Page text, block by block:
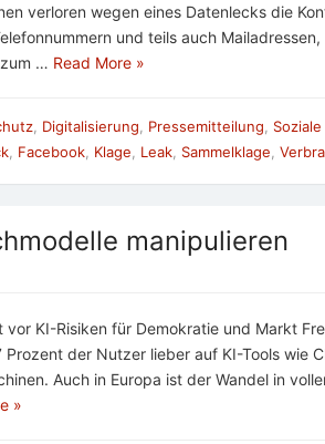
verloren wegen eines Datenlecks die
und teils auch
… Read More »
Digitalisierung Pressemitteilung
, Facebook, Klage, Leak, Sammelklage,
manipulieren
vor KI-Risiken für Demokratie und Markt
Prozent der Nutzer lieber auf KI-Tools wie
Auch in Europa ist der Wandel in
»